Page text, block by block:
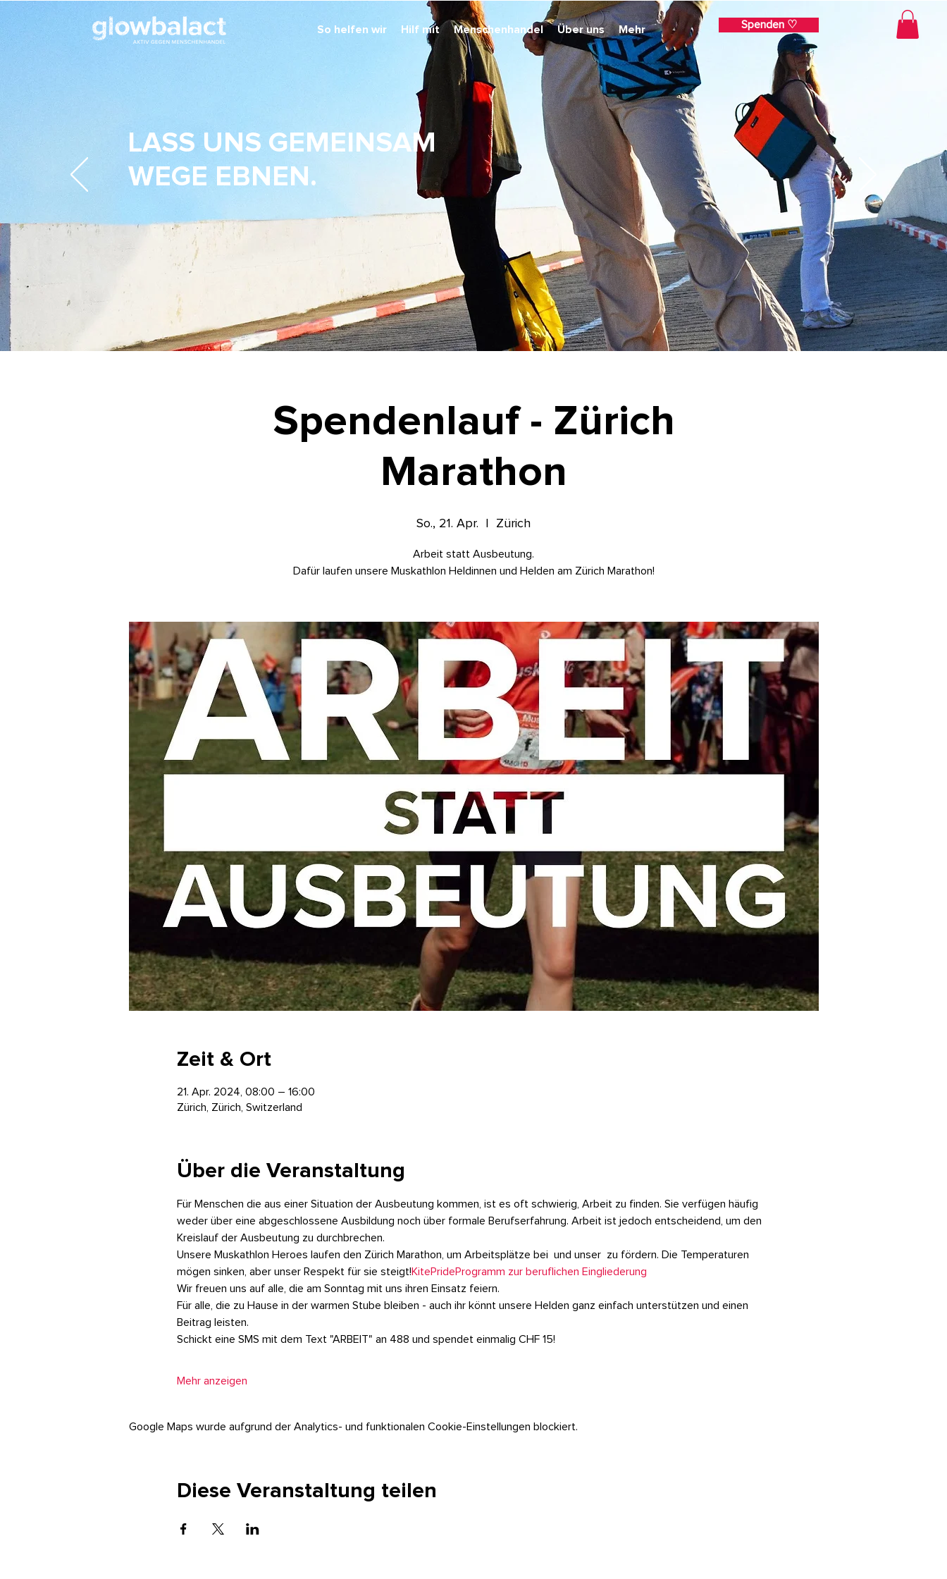
So helfen wir Hilf mit Menschenhandel Über uns Mehr Spenden ♡
LASS UNS GEMEINSAM
WEGE EBNEN.
Spendenlauf - Zürich
Marathon
So., 21. Apr. Zürich
Arbeit statt Ausbeutung.
Dafür laufen unsere Muskathlon Heldinnen und Helden am Zürich Marathon!
Zeit & Ort
21. Apr. 2024, 08:00 – 16:00
Zürich, Zürich, Switzerland
Über die Veranstaltung
Für Menschen die aus einer Situation der Ausbeutung kommen, ist es oft schwierig, Arbeit zu finden. Sie verfügen häufig
weder über eine abgeschlossene Ausbildung noch über formale Berufserfahrung. Arbeit ist jedoch entscheidend, um den
Kreislauf der Ausbeutung zu durchbrechen.
Unsere Muskathlon Heroes laufen den Zürich Marathon, um Arbeitsplätze bei und unser zu fördern. Die Temperaturen
mögen sinken, aber unser Respekt für sie steigt!KitePrideProgramm zur beruflichen Eingliederung
Wir freuen uns auf alle, die am Sonntag mit uns ihren Einsatz feiern.
Für alle, die zu Hause in der warmen Stube bleiben - auch ihr könnt unsere Helden ganz einfach unterstützen und einen
Beitrag leisten.
Schickt eine SMS mit dem Text "ARBEIT" an 488 und spendet einmalig CHF 15!
Mehr anzeigen
Google Maps wurde aufgrund der Analytics- und funktionalen Cookie-Einstellungen blockiert.
Diese Veranstaltung teilen